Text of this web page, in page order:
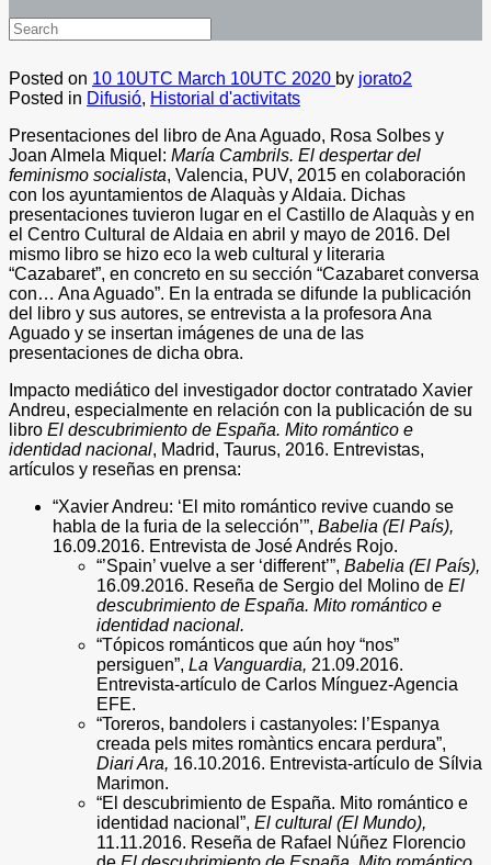
Posted on 10 10UTC March 10UTC 2020 by jorato2
Posted in Difusió, Historial d'activitats
Presentaciones del libro de Ana Aguado, Rosa Solbes y
Joan Almela Miquel: María Cambrils. El despertar del
feminismo socialista, Valencia, PUV, 2015 en colaboración
con los ayuntamientos de Alaquàs y Aldaia. Dichas
presentaciones tuvieron lugar en el Castillo de Alaquàs y en
el Centro Cultural de Aldaia en abril y mayo de 2016. Del
mismo libro se hizo eco la web cultural y literaria
“Cazabaret”, en concreto en su sección “Cazabaret conversa
con… Ana Aguado”. En la entrada se difunde la publicación
del libro y sus autores, se entrevista a la profesora Ana
Aguado y se insertan imágenes de una de las
presentaciones de dicha obra.
Impacto mediático del investigador doctor contratado Xavier
Andreu, especialmente en relación con la publicación de su
libro El descubrimiento de España. Mito romántico e
identidad nacional, Madrid, Taurus, 2016. Entrevistas,
artículos y reseñas en prensa:
“Xavier Andreu: ‘El mito romántico revive cuando se
habla de la furia de la selección’”, Babelia (El País),
16.09.2016. Entrevista de José Andrés Rojo.
“’Spain’ vuelve a ser ‘different’”, Babelia (El País),
16.09.2016. Reseña de Sergio del Molino de El
descubrimiento de España. Mito romántico e
identidad nacional.
“Tópicos románticos que aún hoy “nos”
persiguen”, La Vanguardia, 21.09.2016.
Entrevista-artículo de Carlos Mínguez-Agencia
EFE.
“Toreros, bandolers i castanyoles: l’Espanya
creada pels mites romàntics encara perdura”,
Diari Ara, 16.10.2016. Entrevista-artículo de Sílvia
Marimon.
“El descubrimiento de España. Mito romántico e
identidad nacional”, El cultural (El Mundo),
11.11.2016. Reseña de Rafael Núñez Florencio